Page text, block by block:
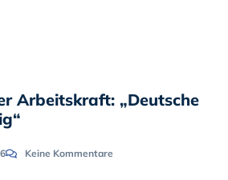
Arbeitskraft: „Deutsche
Keine Kommentare